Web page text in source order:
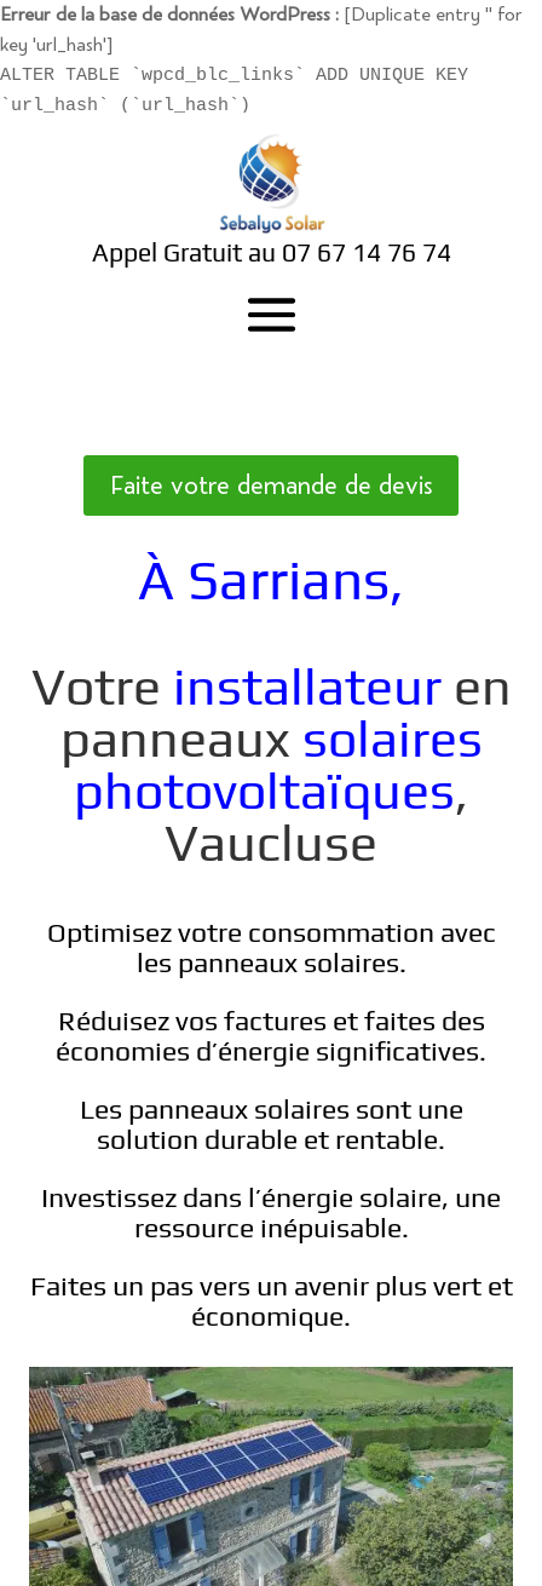
Erreur de la base de données WordPress : [Duplicate entry '' for
key 'url_hash']
ALTER TABLE `wpcd_blc_links` ADD UNIQUE KEY
`url_hash` (`url_hash`)
Appel Gratuit au 07 67 14 76 74
Faite votre demande de devis
À Sarrians,
Votre installateuren
panneaux solaires
photovoltaïques,
Vaucluse
Optimisez votre consommation avec
les panneaux solaires.
Réduisez vos factures et faites des
économies d’énergie significatives.
Les panneaux solaires sont une
solution durable et rentable.
Investissez dans l’énergie solaire, une
ressource inépuisable.
Faites un pas vers un avenir plus vert et
économique.